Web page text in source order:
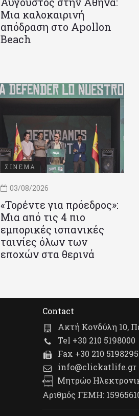
Μια καλοκαιρινή
απόδραση στο Apollon
Beach
ΣΙΝΕΜΑ
03/08/2026
«Τορέντε για πρόεδρος»:
Mια από τις 4 πιο
εμπορικές ισπανικές
ταινίες όλων των
εποχών στα θερινά
Contact
Ακτή Κονδύλη 10,
Tel +30 210 5198000
Fax +30 210 5198295
info@clickatlife.gr
Μητρώο
Αριθμός ΓΕΜΗ: